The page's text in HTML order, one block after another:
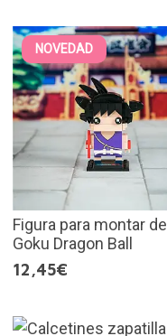
NOVEDAD
Figura para montar de
Goku Dragon Ball
12,45€